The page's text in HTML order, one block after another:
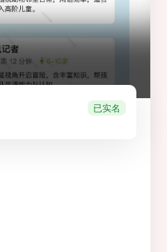
已实名